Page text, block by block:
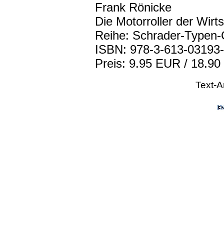
Frank Rönicke
Die Motorroller der
Reihe: Schrader-
ISBN: 978-3-613-
Preis: 9.95 EUR / 18.90
Text-